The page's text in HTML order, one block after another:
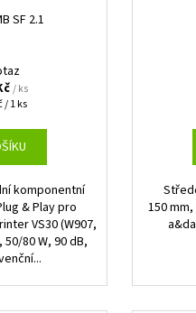
SF 2.1
/ ks
/ 1 ks
komponentní
& Play pro
VS30 (W907,
50/80 W, 90 dB,
150